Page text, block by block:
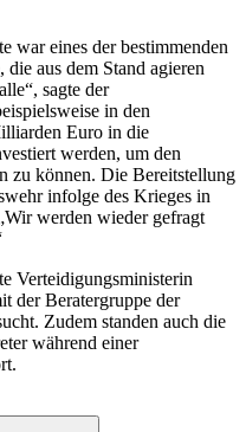
war eines der bestimmenden
aus dem Stand agieren
sagte der
in den
Euro in die
werden, um den
zu können. Die Bereitstellung
infolge des Krieges in
werden wieder gefragt
Verteidigungsministerin
der Beratergruppe der
Zudem standen auch die
während einer